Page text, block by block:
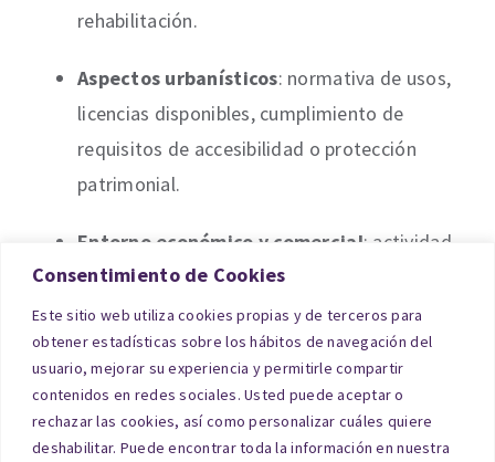
Consentimiento de Cookies
Este sitio web utiliza cookies propias y de terceros para
obtener estadísticas sobre los hábitos de navegación del
usuario, mejorar su experiencia y permitirle compartir
contenidos en redes sociales. Usted puede aceptar o
rechazar las cookies, así como personalizar cuáles quiere
deshabilitar. Puede encontrar toda la información en nuestra
rehabilitación.
Aspectos urbanísticos: normativa de usos,
licencias disponibles, cumplimiento de
requisitos de accesibilidad o protección
patrimonial.
Entorno económico y comercial: actividad
del barrio, competencia existente, tendencia
del mercado y nivel de renta de la zona.
La combinación de todos estos elementos
permite establecer un valor ajustado a la realidad,
imprescindible para cualquier negociación.